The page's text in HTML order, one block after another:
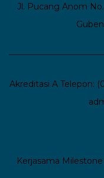
Jl. Pucang Anom No.
Akreditasi A Telepon:
Kerjasama Milestone